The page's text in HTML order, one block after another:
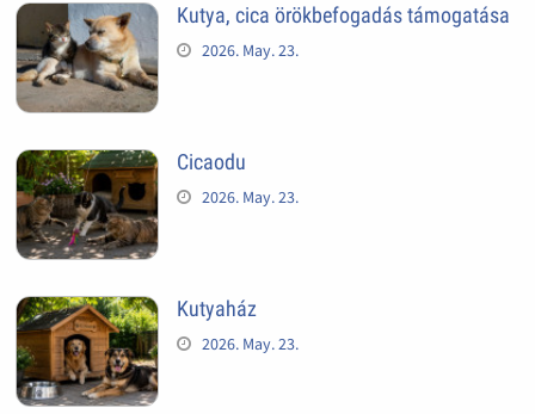
Kutya, cica örökbefogadás támogatása
2026. May. 23.
Cicaodu
2026. May. 23.
Kutyaház
2026. May. 23.